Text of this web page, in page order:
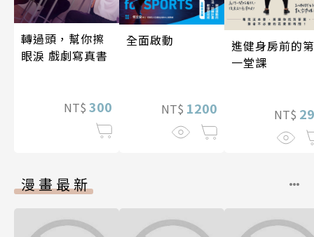
轉過頭，幫你擦
眼淚 戲劇寫真書
NT$ 300
全面啟動
NT$ 1200
進健身房前的第
一堂課
NT$
漫畫最新